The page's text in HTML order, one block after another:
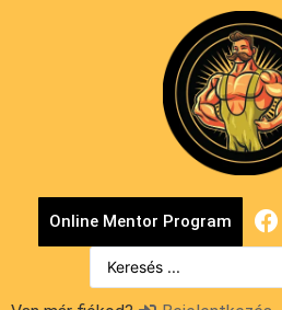
Online Mentor Program